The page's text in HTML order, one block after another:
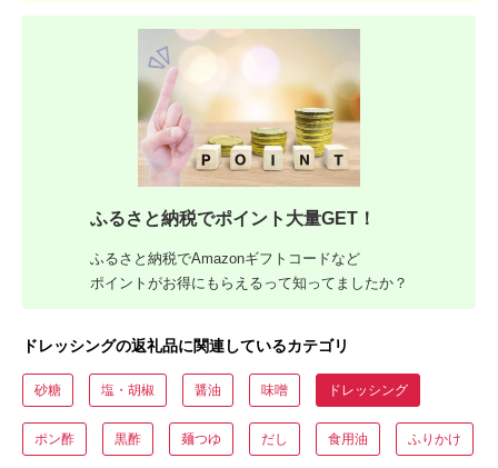
ふるさと納税でポイント大量GET！
ふるさと納税でAmazonギフトコードなど
ポイントがお得にもらえるって知ってましたか？
ドレッシングの返礼品に関連しているカテゴリ
砂糖 塩・胡椒 醤油 味噌 ドレッシング
ポン酢 黒酢 麺つゆ だし 食用油 ふりかけ